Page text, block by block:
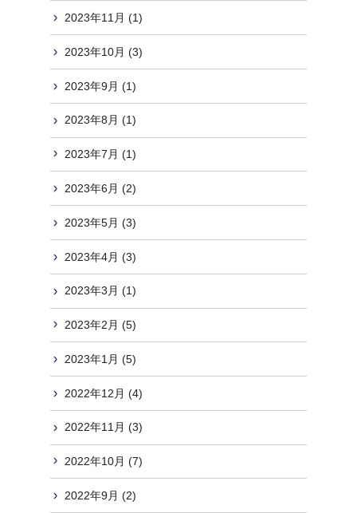
2023年11月 (1)
2023年10月 (3)
2023年9月 (1)
2023年8月 (1)
2023年7月 (1)
2023年6月 (2)
2023年5月 (3)
2023年4月 (3)
2023年3月 (1)
2023年2月 (5)
2023年1月 (5)
2022年12月 (4)
2022年11月 (3)
2022年10月 (7)
2022年9月 (2)